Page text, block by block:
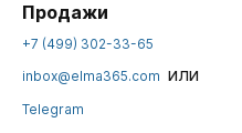
Продажи
+7 (499) 302-33-65
inbox@elma365.com или
Telegram